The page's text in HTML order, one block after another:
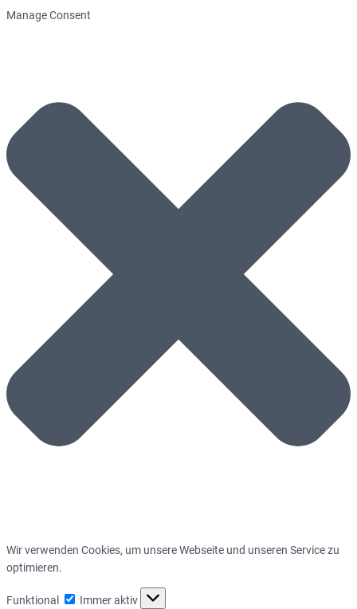
Manage Consent
Wir verwenden Cookies, um unsere Webseite und unseren Service zu
optimieren.
Funktional Funktional
Immer aktiv